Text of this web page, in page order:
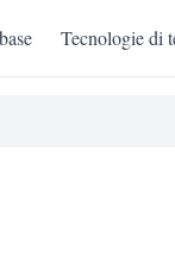
Tecnologie di